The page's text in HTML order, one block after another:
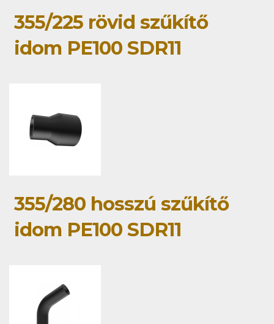
355/225 rövid szűkítő
idom PE100 SDR11
355/280 hosszú szűkítő
idom PE100 SDR11